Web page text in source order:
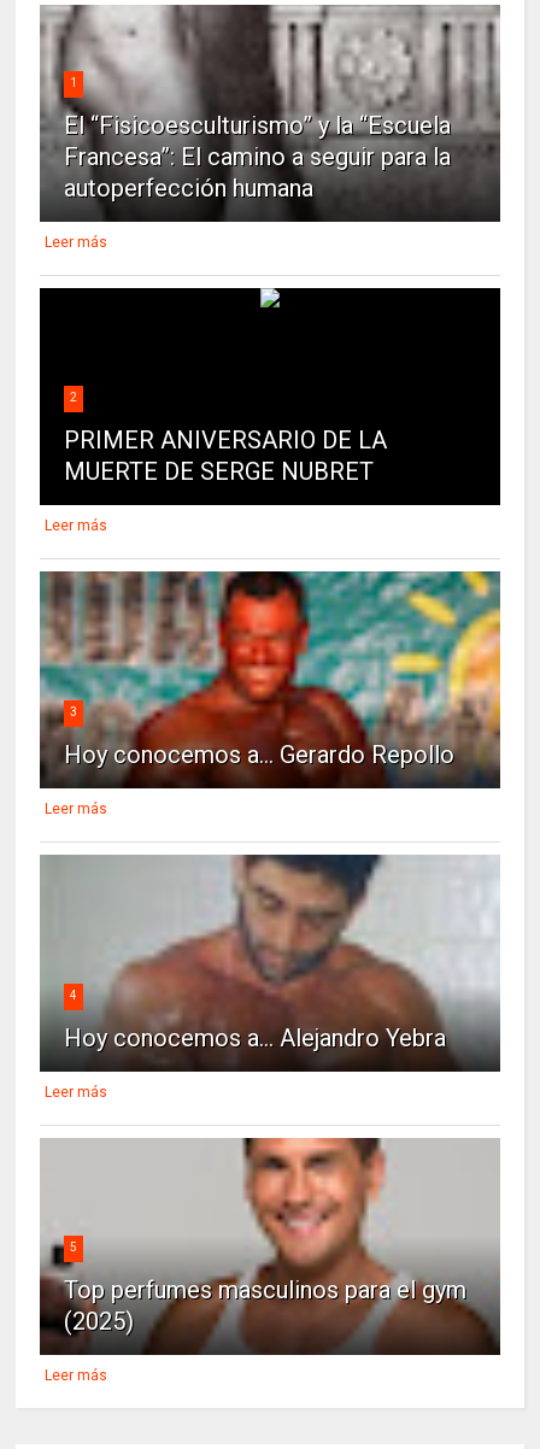
1
El “Fisicoesculturismo” y la “Escuela
Francesa”: El camino a seguir para la
autoperfección humana
Leer más
2
PRIMER ANIVERSARIO DE LA
MUERTE DE SERGE NUBRET
Leer más
3
Hoy conocemos a... Gerardo Repollo
Leer más
4
Hoy conocemos a... Alejandro Yebra
Leer más
5
Top perfumes masculinos para el gym
(2025)
Leer más